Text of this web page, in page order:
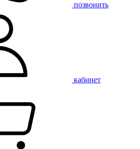
позвонить
кабинет